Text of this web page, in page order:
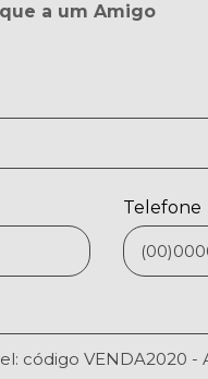
a um Amigo
Telefone